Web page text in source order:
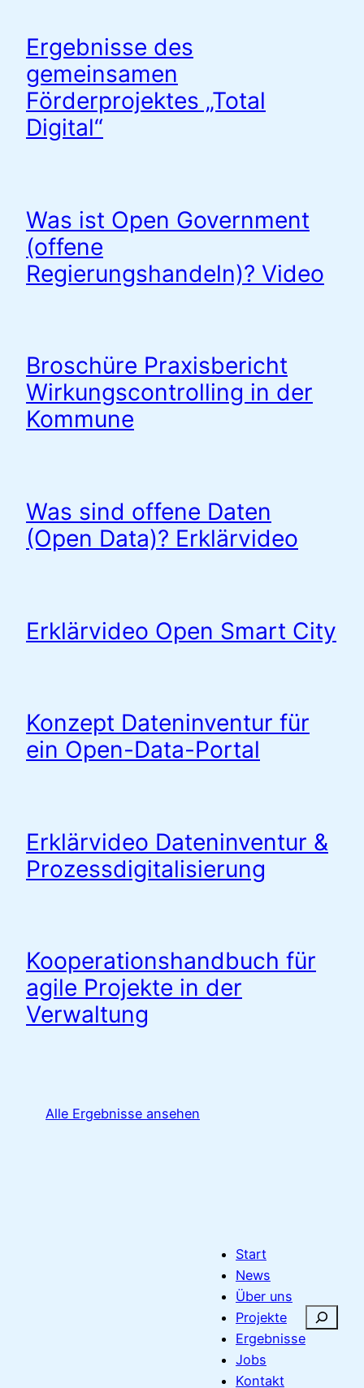
Ergebnisse des
gemeinsamen
Förderprojektes „Total
Digital“
Was ist Open Government
(offene
Regierungshandeln)? Video
Broschüre Praxisbericht
Wirkungscontrolling in der
Kommune
Was sind offene Daten
(Open Data)? Erklärvideo
Erklärvideo Open Smart City
Konzept Dateninventur für
ein Open-Data-Portal
Erklärvideo Dateninventur &
Prozessdigitalisierung
Kooperationshandbuch für
agile Projekte in der
Verwaltung
Alle Ergebnisse ansehen
Start
News
Über uns
Projekte
Ergebnisse
Jobs
Kontakt
u